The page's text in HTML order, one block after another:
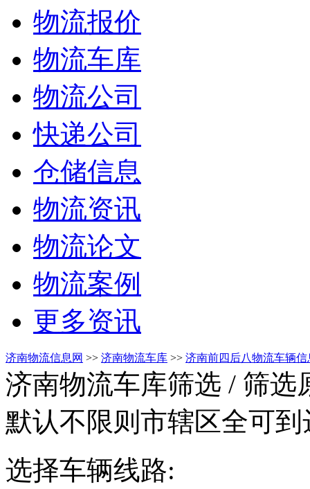
物流报价
物流车库
物流公司
快递公司
仓储信息
物流资讯
物流论文
物流案例
更多资讯
济南物流信息网 >> 济南物流车库 >> 济南前四后八物流车辆信
济南物流车库筛选 / 筛选
默认不限则市辖区全可到
选择车辆线路: